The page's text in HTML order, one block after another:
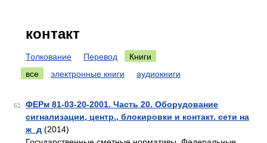
контакт
Толкование Перевод
Книги
все
электронные книги аудиокниги
61
ФЕРм 81-03-20-2001. Часть 20. Оборудование
сигнализации, центр., блокировки и контакт. сети на
ж_д (2014)